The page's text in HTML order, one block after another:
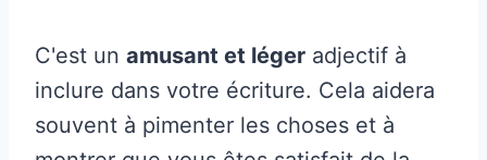
C'est un amusant et léger adjectif à
inclure dans votre écriture. Cela aidera
souvent à pimenter les choses et à